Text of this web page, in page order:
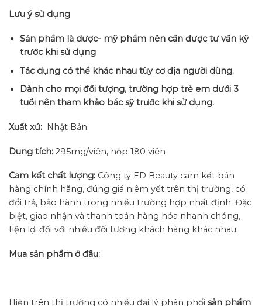
Lưu ý sử dụng
Sản phẩm là dược- mỹ phẩm nên cần được tư vấn kỹ
trước khi sử dụng
Tác dụng có thể khác nhau tùy cơ địa người dùng.
Dành cho mọi đối tượng, trường hợp trẻ em dưới 3
tuổi nên tham khảo bác sỹ trước khi sử dụng.
Xuất xứ: Nhật Bản
Dung tích: 295mg/viên, hộp 180 viên
Cam kết chất lượng: Công ty ED Beauty cam kết bán
hàng chính hãng, đúng giá niêm yết trên thị trường, có
đổi trả, bảo hành trong nhiều trường hợp nhất định. Đặc
biệt, giao nhận và thanh toán hàng hóa nhanh chóng,
tiện lợi đối với nhiều đối tượng khách hàng khác nhau.
Mua sản phẩm ở đâu:
Hiện trên thị trường có nhiều đại lý phân phối sản phẩm